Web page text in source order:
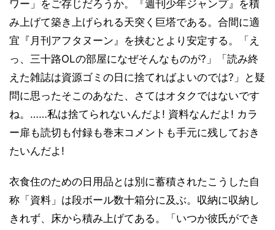
ワー」をご存じだろうか。『週刊少年ジャンプ』を積
み上げて築き上げられる天突く巨塔である。合間に適
宜『月刊アフタヌーン』を挟むとより安定する。「え
っ、三十路OLの部屋になぜそんなものが?」「読み終
えた雑誌は資源ゴミの日に捨てればよいのでは?」と疑
問に思ったそこのあなた、さてはオタクではないです
ね。……私は捨てられないんだよ! 資料なんだよ! カラ
ー扉も読切も付録も巻末コメントも手元に残しておき
たいんだよ!
衣食住のための日用品とは別に蓄積されたこうした自
称「資料」は段ボール数十箱分に及ぶ。収納に収納し
きれず、床から積み上げてある。「いつか彼氏ができ